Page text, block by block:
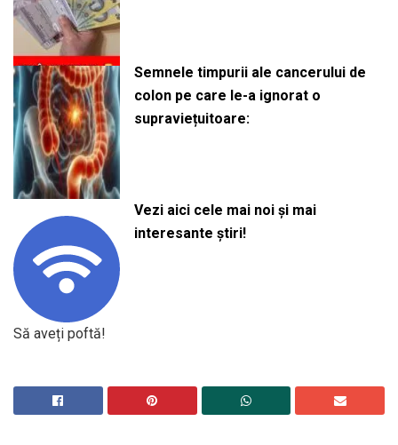
Semnele timpurii ale cancerului de
colon pe care le-a ignorat o
supraviețuitoare:
Vezi aici cele mai noi și mai
interesante știri!
Să aveți poftă!